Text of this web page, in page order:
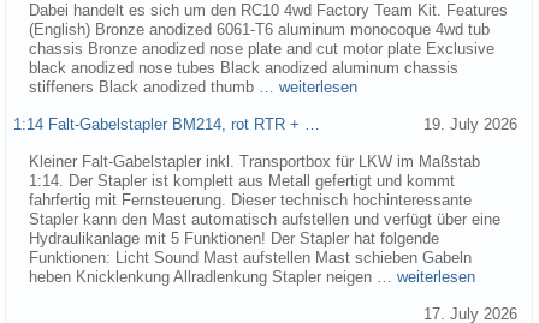
Dabei handelt es sich um den RC10 4wd Factory Team Kit. Features
(English) Bronze anodized 6061-T6 aluminum monocoque 4wd tub
chassis Bronze anodized nose plate and cut motor plate Exclusive
black anodized nose tubes Black anodized aluminum chassis
stiffeners Black anodized thumb … weiterlesen
1:14 Falt-Gabelstapler BM214, rot RTR + … 19. July 2026
Kleiner Falt-Gabelstapler inkl. Transportbox für LKW im Maßstab
1:14. Der Stapler ist komplett aus Metall gefertigt und kommt
fahrfertig mit Fernsteuerung. Dieser technisch hochinteressante
Stapler kann den Mast automatisch aufstellen und verfügt über eine
Hydraulikanlage mit 5 Funktionen! Der Stapler hat folgende
Funktionen: Licht Sound Mast aufstellen Mast schieben Gabeln
heben Knicklenkung Allradlenkung Stapler neigen … weiterlesen
17. July 2026